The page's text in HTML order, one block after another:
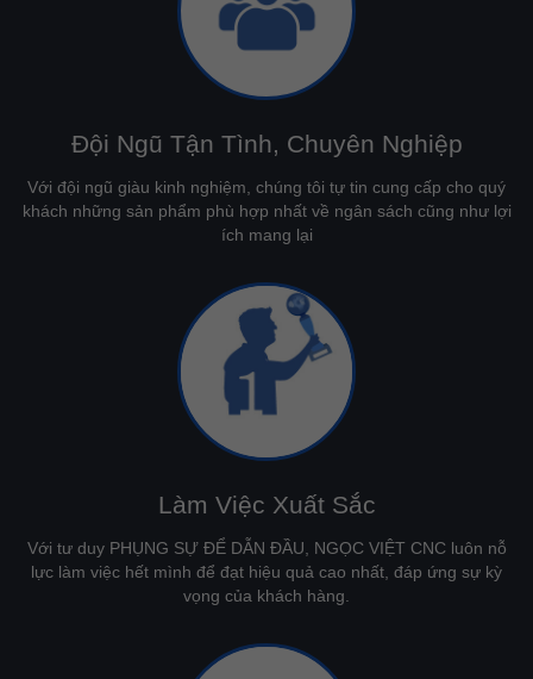
Đội Ngũ Tận Tình, Chuyên Nghiệp
Với đội ngũ giàu kinh nghiệm, chúng tôi tự tin cung cấp cho quý
khách những sản phẩm phù hợp nhất về ngân sách cũng như lợi
ích mang lại
Làm Việc Xuất Sắc
Với tư duy PHỤNG SỰ ĐỂ DẪN ĐẦU, NGỌC VIỆT CNC luôn nỗ
lực làm việc hết mình để đạt hiệu quả cao nhất, đáp ứng sự kỳ
vọng của khách hàng.